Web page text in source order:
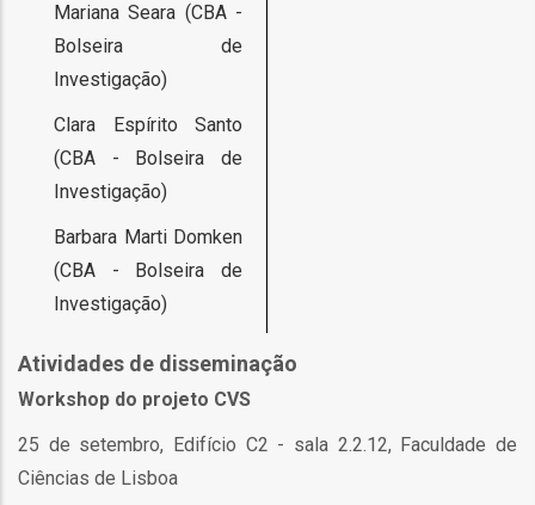
Mariana Seara (CBA -
Bolseira de
Investigação)
Clara Espírito Santo
(CBA - Bolseira de
Investigação)
Barbara Marti Domken
(CBA - Bolseira de
Investigação)
Atividades de disseminação
Workshop do projeto CVS
25 de setembro, Edifício C2 - sala 2.2.12, Faculdade de
Ciências de Lisboa